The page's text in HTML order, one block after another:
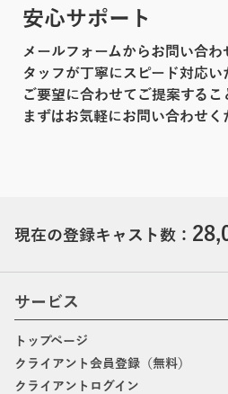
安心サポート
メールフォームからお問い合
タッフが丁寧にスピード対応い
ご要望に合わせてご提案するこ
まずはお気軽にお問い合わせく
現在の登録キャスト数：
サービス
トップページ
クライアント会員登録（無料）
クライアントログイン